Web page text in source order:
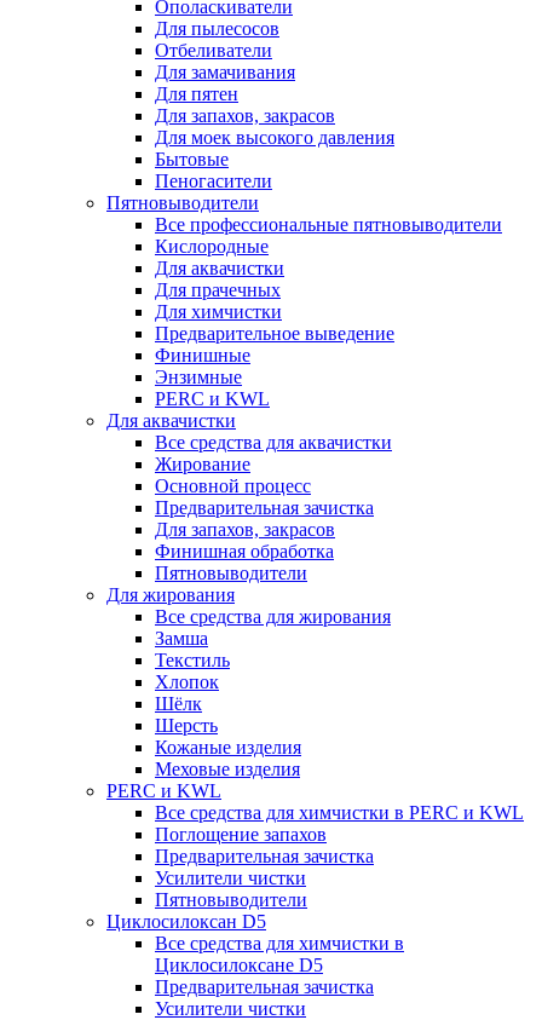
Ополаскиватели
Для пылесосов
Отбеливатели
Для замачивания
Для пятен
Для запахов, закрасов
Для моек высокого давления
Бытовые
Пеногасители
Пятновыводители
Все профессиональные пятновыводители
Кислородные
Для аквачистки
Для прачечных
Для химчистки
Предварительное выведение
Финишные
Энзимные
PERC и KWL
Для аквачистки
Все средства для аквачистки
Жирование
Основной процесс
Предварительная зачистка
Для запахов, закрасов
Финишная обработка
Пятновыводители
Для жирования
Все средства для жирования
Замша
Текстиль
Хлопок
Шёлк
Шерсть
Кожаные изделия
Меховые изделия
PERC и KWL
Все средства для химчистки в PERC и KWL
Поглощение запахов
Предварительная зачистка
Усилители чистки
Пятновыводители
Циклосилоксан D5
Все средства для химчистки в
Циклосилоксане D5
Предварительная зачистка
Усилители чистки